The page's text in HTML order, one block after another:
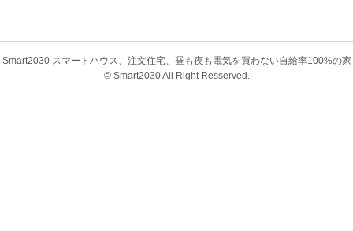
Smart2030 スマートハウス、注文住宅、昼も夜も電気を買わない自給率100%の家
© Smart2030 All Right Resserved.